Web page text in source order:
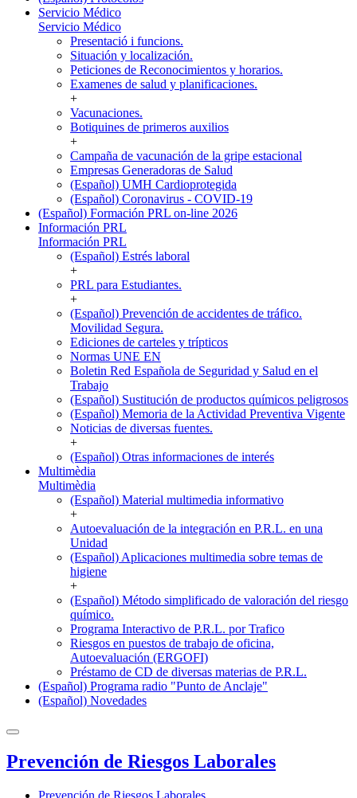
Servicio Médico
Servicio Médico
Presentació i funcions.
Situación y localización.
Peticiones de Reconocimientos y horarios.
Examenes de salud y planificaciones.
+
Vacunaciones.
Botiquines de primeros auxilios
+
Campaña de vacunación de la gripe estacional
Empresas Generadoras de Salud
(Español) UMH Cardioprotegida
(Español) Coronavirus - COVID-19
(Español) Formación PRL on-line 2026
Información PRL
Información PRL
(Español) Estrés laboral
+
PRL para Estudiantes.
+
(Español) Prevención de accidentes de tráfico.
Movilidad Segura.
Ediciones de carteles y trípticos
Normas UNE EN
Boletin Red Española de Seguridad y Salud en el
Trabajo
(Español) Sustitución de productos químicos peligrosos
(Español) Memoria de la Actividad Preventiva Vigente
Noticias de diversas fuentes.
+
(Español) Otras informaciones de interés
Multimèdia
Multimèdia
(Español) Material multimedia informativo
+
Autoevaluación de la integración en P.R.L. en una
Unidad
(Español) Aplicaciones multimedia sobre temas de
higiene
+
(Español) Método simplificado de valoración del riesgo
químico.
Programa Interactivo de P.R.L. por Trafico
Riesgos en puestos de trabajo de oficina,
Autoevaluación (ERGOFI)
Préstamo de CD de diversas materias de P.R.L.
(Español) Programa radio "Punto de Anclaje"
(Español) Novedades
Prevención de Riesgos Laborales
Prevención de Riesgos Laborales